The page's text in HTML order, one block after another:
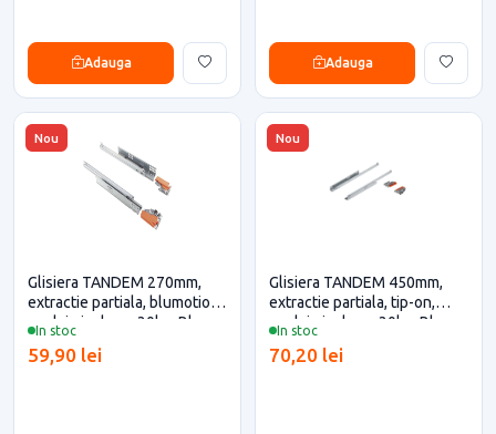
Adauga Adauga
Nou
In stoc
Glisiera TANDEM 270mm,
extractie partiala, blumotion,
cuplaje incluse, 30kg, Blum
eficiente
59,90 lei
Nou
In stoc
Glisiera TANDEM 450mm,
extractie partiala, tip-on,
cuplaje incluse, 30kg, Blum
eficiente
70,20 lei